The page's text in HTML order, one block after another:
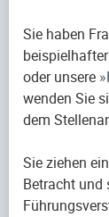
Sie haben
oder unsere
wenden Sie
dem
Sie ziehen
Betracht